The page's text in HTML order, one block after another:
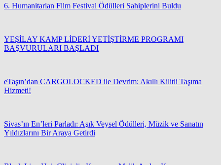
6. Humanitarian Film Festival Ödülleri Sahiplerini Buldu
YEŞİLAY KAMP LİDERİ YETİŞTİRME PROGRAMI
BAŞVURULARI BAŞLADI
eTaşın’dan CARGOLOCKED ile Devrim: Akıllı Kilitli Taşıma
Hizmeti!
Sivas’ın En’leri Parladı: Aşık Veysel Ödülleri, Müzik ve Sanatın
Yıldızlarını Bir Araya Getirdi